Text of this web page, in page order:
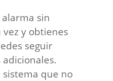
sin
vez y obtienes
seguir
adicionales.
sistema que no